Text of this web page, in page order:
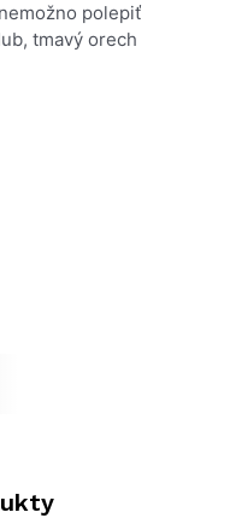
polepiť
tmavý orech